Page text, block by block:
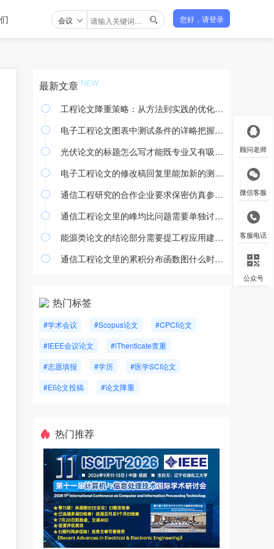
会议  您好，请登录
最新文章
 工程论文降重策略：从方法到实践的优化途径
 电子工程论文图表中测试条件的详略把握与撰写规范
 光伏论文的标题怎么写才能既专业又有吸引力
 电子工程论文的修改稿回复里能加新的测试结果吗
 通信工程研究的合作企业要求保密仿真参数怎么处理
 通信工程论文里的峰均比问题需要单独讨论吗
 能源类论文的结论部分需要提工程应用建议吗
 通信工程论文里的累积分布函数图什么时候用
热门标签
#学术会议 #Scopus论文
#CPCI论文
#IEEE会议论文
#iThenticate查重
#志愿填报
#学历
#医学SCI论文
#EI论文投稿
#论文降重
热门推荐
顾问老师
微信客服
客服电话
公众号